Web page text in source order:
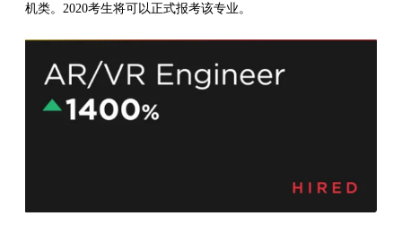
机类。2020考生将可以正式报考该专业。